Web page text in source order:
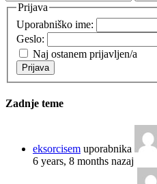
Prijava
Uporabniško ime:
Geslo:
Naj ostanem prijavljen/a
Prijava
Zadnje teme
eksorcisem uporabnika
6 years, 8 months nazaj